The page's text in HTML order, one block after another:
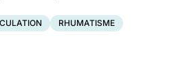
RHUMATISME